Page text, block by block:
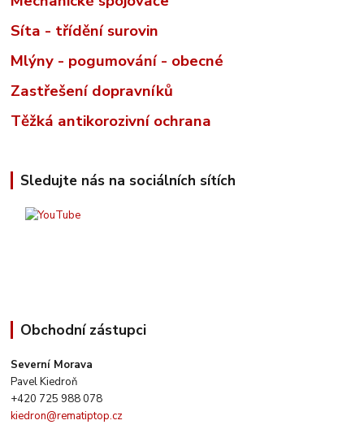
Síta - třídění surovin
Mlýny - pogumování - obecné
Zastřešení dopravníků
Těžká antikorozivní ochrana
Sledujte nás na sociálních sítích
Obchodní zástupci
Severní Morava
Pavel Kiedroň
+420 725 988 078
kiedron@rematiptop.cz